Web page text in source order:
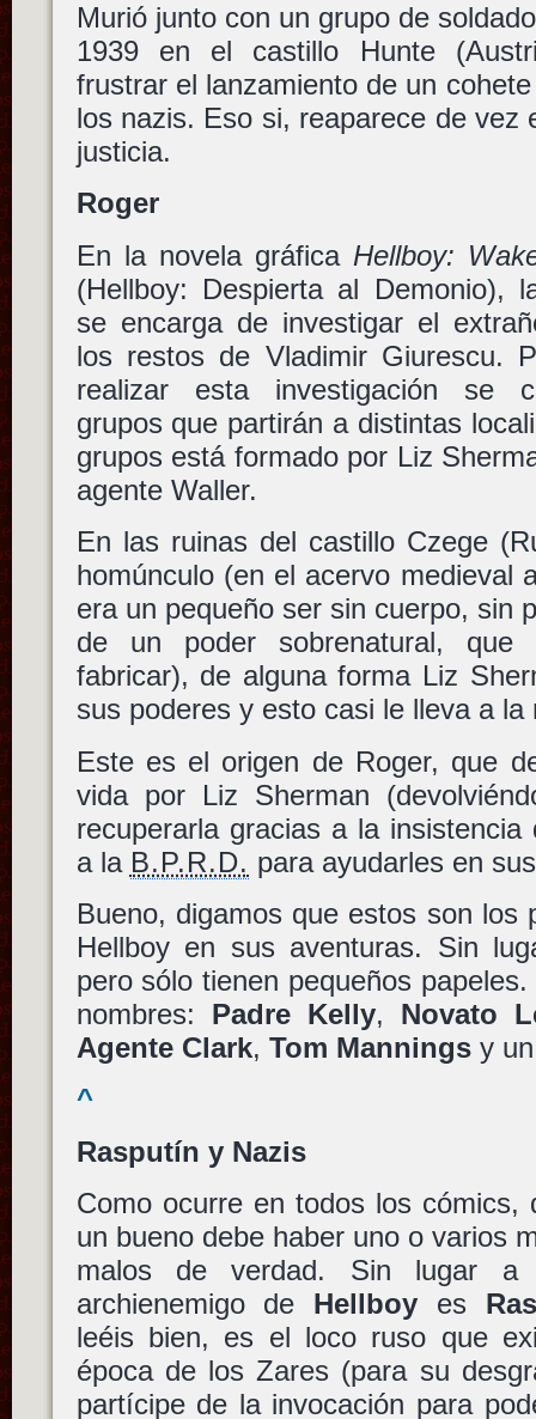
Murió junto con un grupo de
1939 en el castillo Hunte
frustrar el lanzamiento de un
los nazis. Eso si, reaparece de vez
justicia.
Roger
En la novela gráfica Hellboy:
(Hellboy: Despierta al Demonio),
se encarga de investigar el
los restos de Vladimir Giurescu.
realizar esta investigación se
grupos que partirán a distintas
grupos está formado por Liz
agente Waller.
En las ruinas del castillo Czege
homúnculo (en el acervo medieval
era un pequeño ser sin cuerpo, sin
de un poder sobrenatural, que
fabricar), de alguna forma Liz
sus poderes y esto casi le lleva a la
Este es el origen de Roger, que
vida por Liz Sherman
recuperarla gracias a la
a la B.P.R.D. para ayudarles en
Bueno, digamos que estos son los
Hellboy en sus aventuras. Sin
pero sólo tienen pequeños
nombres: Padre Kelly, Novato
Agente Clark, Tom Manningsy un
^
Rasputín y Nazis
Como ocurre en todos los cómics,
un bueno debe haber uno o varios
malos de verdad. Sin lugar a
archienemigo de Hellboy es
leéis bien, es el loco ruso que
época de los Zares (para su
partícipe de la invocación para